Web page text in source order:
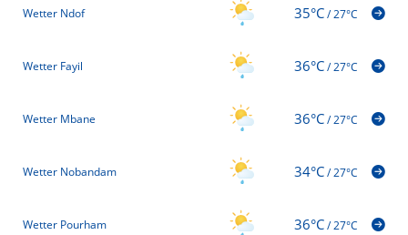
Wetter Ndof 35°C/27°C
Wetter Fayil 36°C/27°C
Wetter Mbane 36°C/27°C
Wetter Nobandam 34°C/27°C
Wetter Pourham 36°C/27°C